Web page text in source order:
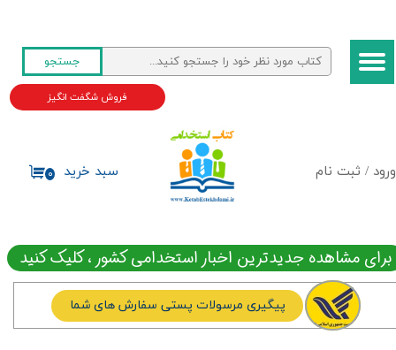
ورود / ثبت نام
حساب کاربری من
تغییر گذر واژه
جستجو
۰ سبد خرید
فروش شگفت انگیز
برای مشاهده جدیدترین اخبار استخدامی کشور ، کلیک کنید
پیگیری مرسولات پستی سفارش های شما